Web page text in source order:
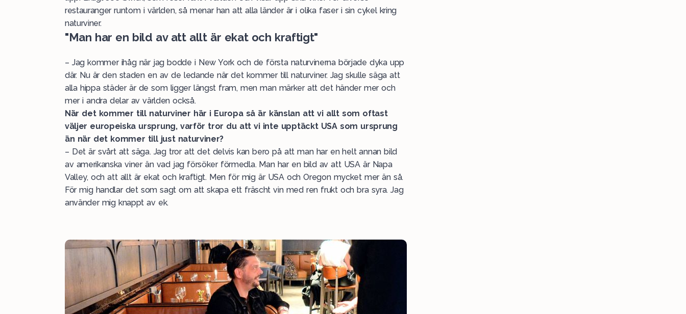
restauranger runtom i världen, så menar han att alla länder är i olika faser i sin cykel kring
naturviner.
"Man har en bild av att allt är ekat och kraftigt"
– Jag kommer ihåg när jag bodde i New York och de första naturvinerna började dyka upp
där. Nu är den staden en av de ledande när det kommer till naturviner. Jag skulle säga att
alla hippa städer är de som ligger längst fram, men man märker att det händer mer och
mer i andra delar av världen också.
När det kommer till naturviner här i Europa så är känslan att vi allt som oftast
väljer europeiska ursprung, varför tror du att vi inte upptäckt USA som ursprung
än när det kommer till just naturviner?
– Det är svårt att säga. Jag tror att det delvis kan bero på att man har en helt annan bild
av amerikanska viner än vad jag försöker förmedla. Man har en bild av att USA är Napa
Valley, och att allt är ekat och kraftigt. Men för mig är USA och Oregon mycket mer än så.
För mig handlar det som sagt om att skapa ett fräscht vin med ren frukt och bra syra. Jag
använder mig knappt av ek.